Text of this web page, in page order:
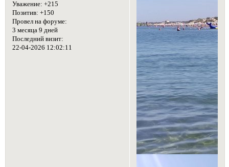
Уважение: +215
Позитив: +150
Провел на форуме:
3 месяца 9 дней
Последний визит:
22-04-2026 12:02:11